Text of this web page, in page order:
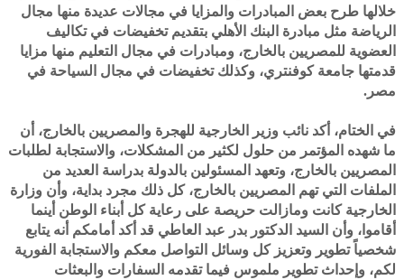
خلالها طرح بعض المبادرات والمزايا في مجالات عديدة منها مجال
الرياضة مثل مبادرة البنك الأهلي بتقديم تخفيضات في تكاليف
العضوية للمصريين بالخارج، ومبادرات في مجال التعليم منها مزايا
قدمتها جامعة كوفنتري، وكذلك تخفيضات في مجال السياحة في
مصر.
في الختام، أكد نائب وزير الخارجية للهجرة والمصريين بالخارج، أن
ما شهده المؤتمر من حلول لكثير من المشكلات، والاستجابة لطلبات
المصريين بالخارج، وتعهد المسئولين بالدولة بدراسة العديد من
الملفات التي تهم المصريين بالخارج، كل ذلك مجرد بداية، وأن وزارة
الخارجية كانت ومازالت حريصة على رعاية كل أبناء الوطن أينما
أقاموا، وأن السيد الدكتور بدر عبد العاطي قد أكد أمامكم أنه يتابع
شخصياً تطوير وتعزيز كل وسائل التواصل معكم والاستجابة الفورية
لكم، وإحداث تطوير ملموس فيما تقدمه السفارات والبعثات